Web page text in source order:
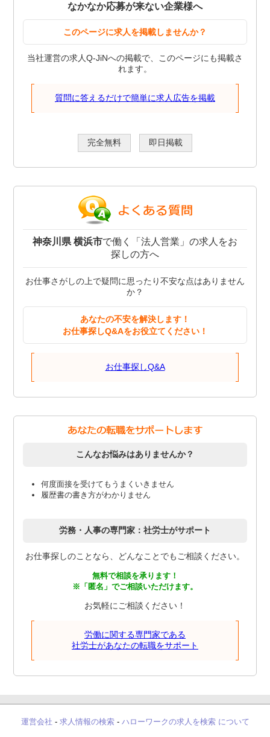
なかなか応募が来ない企業様へ
このページに求人を掲載しませんか？
当社運営の求人Q-JiNへの掲載で、このページにも掲載さ
れます。
質問に答えるだけで簡単に求人広告を掲載
完全無料 即日掲載
神奈川県 横浜市で働く「法人営業」の求人をお
探しの方へ
お仕事さがしの上で疑問に思ったり不安な点はありません
か？
あなたの不安を解決します！
お仕事探しQ&Aをお役立てください！
お仕事探しQ&A
こんなお悩みはありませんか？
何度面接を受けてもうまくいきません
履歴書の書き方がわかりません
労務・人事の専門家：社労士がサポート
お仕事探しのことなら、どんなことでもご相談ください。
無料で相談を承ります！
※「匿名」でご相談いただけます。
お気軽にご相談ください！
労働に関する専門家である
社労士があなたの転職をサポート
運営会社 - 求人情報の検索- ハローワークの求人を検索 について